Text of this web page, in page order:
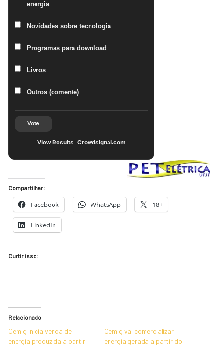
energia
Novidades sobre tecnologia
Programas para download
Livros
Outros (comente)
Vote
View Results Crowdsignal.com
Compartilhar:
Facebook WhatsApp 18+
LinkedIn
Curtir isso:
Relacionado
Cemig inicia venda de
energia produzida a partir
Cemig vai comercializar
energia gerada a partir do